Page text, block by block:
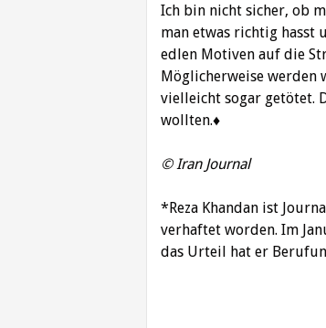
Ich bin nicht sicher, ob
man etwas richtig hasst
edlen Motiven auf die
Möglicherweise werden
vielleicht sogar getötet.
wollten.♦
© Iran Journal
*Reza Khandan ist
verhaftet worden. Im
das Urteil hat er